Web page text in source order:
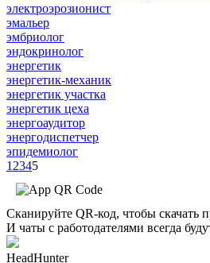
электроэрозионист
эмальер
эмбриолог
эндокринолог
энергетик
энергетик-механик
энергетик участка
энергетик цеха
энергоаудитор
энергодиспетчер
эпидемиолог
1 2345
Сканируйте QR-код, чтобы скачать
И чаты с работодателями всегда
HeadHunter